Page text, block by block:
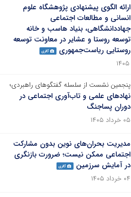
ارائه الگوی پیشنهادی پژوهشگاه علوم
انسانی و مطالعات اجتماعی
جهاددانشگاهی، بنیاد هاسب و خانه
توسعه روستا و عشایر در معاونت توسعه
روستایی ریاست‌جمهوری
گالری
پنجمین نشست از سلسله گفتگوهای راهبردی؛
نهادهای علمی و تاب‌آوری اجتماعی در
دوران پساجنگ
۰۵ خرداد ۱۴۰۵
مدیریت بحران‌های نوین بدون مشارکت
اجتماعی ممکن نیست؛ ضرورت بازنگری
در آمایش سرزمین
گالری
۰۴ خرداد ۱۴۰۵